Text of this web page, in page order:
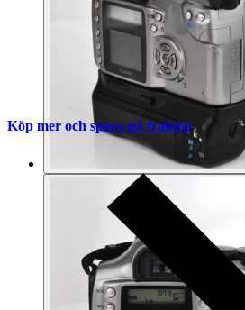
Köp mer och spara på frakten